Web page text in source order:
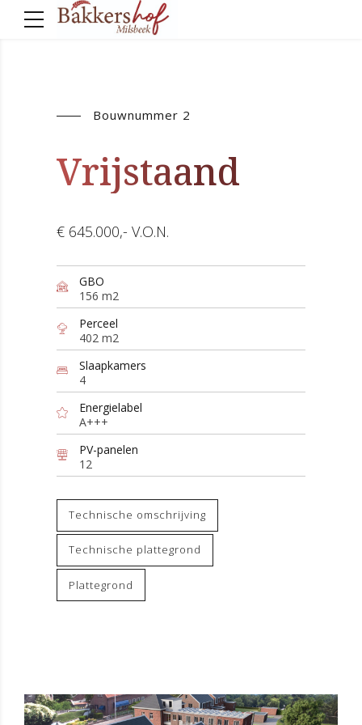
Bouwnummer 2
Vrijstaand
€ 645.000,- V.O.N.
GBO
156 m2
Perceel
402 m2
Slaapkamers
4
Energielabel
A+++
PV-panelen
12
Technische omschrijving
Technische plattegrond
Plattegrond